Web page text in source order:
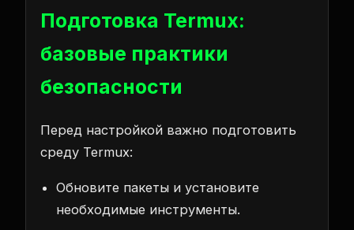
Подготовка Termux:
базовые практики
безопасности
Перед настройкой важно подготовить
среду Termux:
Обновите пакеты и установите
необходимые инструменты.